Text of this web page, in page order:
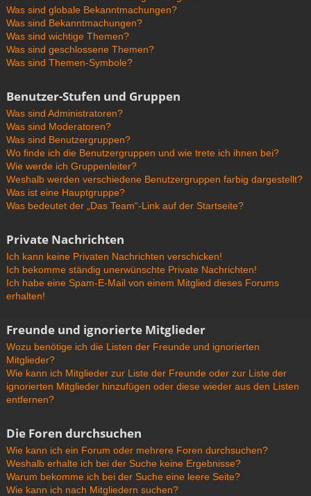
Was sind globale Bekanntmachungen?
Was sind Bekanntmachungen?
Was sind wichtige Themen?
Was sind geschlossene Themen?
Was sind Themen-Symbole?
Benutzer-Stufen und Gruppen
Was sind Administratoren?
Was sind Moderatoren?
Was sind Benutzergruppen?
Wo finde ich die Benutzergruppen und wie trete ich ihnen bei?
Wie werde ich Gruppenleiter?
Weshalb werden verschiedene Benutzergruppen farbig dargestellt?
Was ist eine Hauptgruppe?
Was bedeutet der „Das Team“-Link auf der Startseite?
Private Nachrichten
Ich kann keine Privaten Nachrichten verschicken!
Ich bekomme ständig unerwünschte Private Nachrichten!
Ich habe eine Spam-E-Mail von einem Mitglied dieses Forums
erhalten!
Freunde und ignorierte Mitglieder
Wozu benötige ich die Listen der Freunde und ignorierten
Mitglieder?
Wie kann ich Mitglieder zur Liste der Freunde oder zur Liste der
ignorierten Mitglieder hinzufügen oder diese wieder aus den Listen
entfernen?
Die Foren durchsuchen
Wie kann ich ein Forum oder mehrere Foren durchsuchen?
Weshalb erhalte ich bei der Suche keine Ergebnisse?
Warum bekomme ich bei der Suche eine leere Seite?
Wie kann ich nach Mitgliedern suchen?